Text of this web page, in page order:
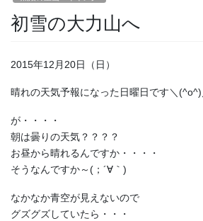
初雪の大力山へ
2015年12月20日（日）
晴れの天気予報になった日曜日です＼(^o^)
が・・・・
朝は曇りの天気？？？？
お昼から晴れるんですか・・・・
そうなんですか～(；´∀｀)
なかなか青空が見えないので
グズグズしていたら・・・